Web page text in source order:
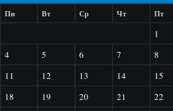
Пн Вт Ср Чт Пт
1
4
5 6 7 8
11
12 13 14 15
18
19 20 21 22